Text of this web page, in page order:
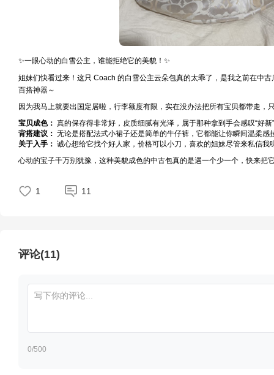
✨一眼心动的白雪公主，谁能拒绝它的美貌！✨
姐妹们快看过来！这只 Coach 的白雪公主云朵包真的太乖了，是我之前在中
百搭神器～
因为我马上就要出国定居啦，行李额度有限，实在没办法把所有宝贝都带走，
宝贝成色： 真的保存得非常好，皮质细腻有光泽，属于那种拿到手会感叹“好新
背搭建议： 无论是搭配法式小裙子还是简单的牛仔裤，它都能让你瞬间温柔感
关于入手： 诚心想给它找个好人家，价格可以小刀，喜欢的姐妹尽管来私信我
心动的宝子千万别犹豫，这种美貌成色的中古包真的是遇一个少一个，快来把
1 11
评论(11)
0/500